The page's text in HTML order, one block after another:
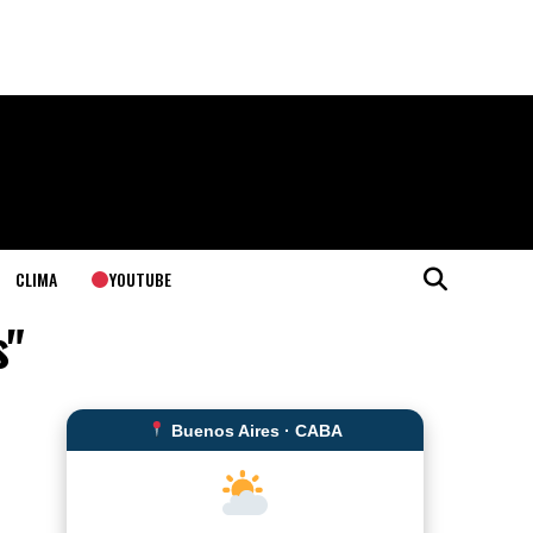
CLIMA YOUTUBE
Buenos Aires · CABA